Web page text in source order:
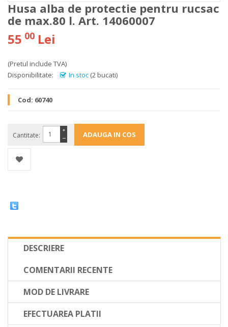
Husa alba de protectie pentru rucsac
de max.80 l. Art. 14060007
55 00 Lei
(Pretul include TVA)
Disponibilitate:
In stoc (2 bucati)
Cod: 60740
Cantitate: −
+
DESCRIERE
COMENTARII RECENTE
MOD DE LIVRARE
EFECTUAREA PLATII